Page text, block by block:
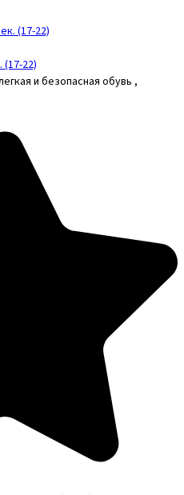
22)
и безопасная обувь ,